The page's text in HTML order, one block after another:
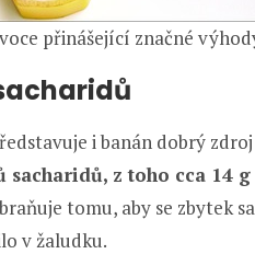
přinášející značné
i banán dobrý
sacharidů, z toho cca 14
tomu, aby se zbytek
v žaludku.